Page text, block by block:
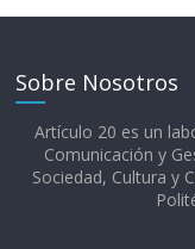
Sobre Nosotros
Artículo 20 es un
Comunicación y
Sociedad, Cultura y